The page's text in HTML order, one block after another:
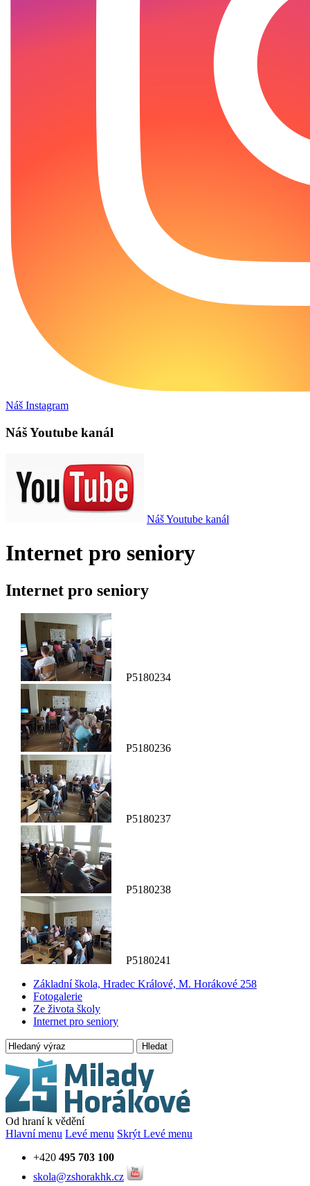
Náš Instagram
Náš Youtube kanál
Náš Youtube kanál
Internet pro seniory
Internet pro seniory
P5180234
P5180236
P5180237
P5180238
P5180241
Základní škola, Hradec Králové, M. Horákové 258
Fotogalerie
Ze života školy
Internet pro seniory
Hledat
Od hraní k vědění
Hlavní menu Levé menu Skrýt Levé menu
+420 495 703 100
skola@zshorakhk.cz